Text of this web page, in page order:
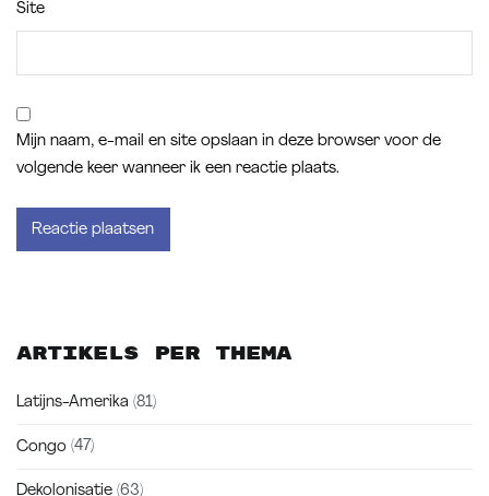
Site
Mijn naam, e-mail en site opslaan in deze browser voor de
volgende keer wanneer ik een reactie plaats.
Artikels per thema
Latijns-Amerika (81)
Congo (47)
Dekolonisatie (63)